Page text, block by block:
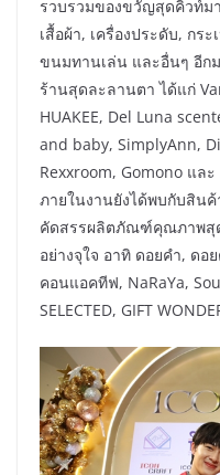
รวบรวมของขวัญสุดคิวท์ม
เสื้อผ้า, เครื่องประดับ, กร
ขนมทานเล่น และอื่นๆ อีก
ร้านสุดละลานตา ได้แก่
HUAKEE, Del Luna
and baby, SimplyAnn,
Rexxroom, Gomono แล
ภายในงานยังได้พบกับสิน
คัดสรรผลิตภัณฑ์คุณภาพสุ
อย่างจุใจ อาทิ ดอยคำ, ดอ
คอนแอคทีฟ, NaRaYa,
SELECTED, GIFT